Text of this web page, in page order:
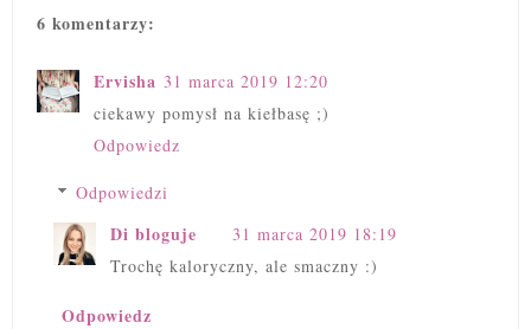
6 komentarzy:
Ervisha 31 marca 2019 12:20
ciekawy pomysł na kiełbasę ;)
Odpowiedz
Odpowiedzi
Di bloguje
31 marca 2019 18:19
Trochę kaloryczny, ale smaczny :)
Odpowiedz